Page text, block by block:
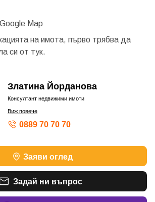
на имота, първо трябва да
си от тук.
Златина Йорданова
Консултант недвижими имоти
Виж повече
0889 70 70 70
Заяви оглед
Задай ни въпрос